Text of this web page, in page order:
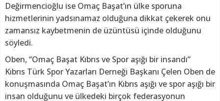
Değirmencioğlu ise Omaç Başat’ın ülke sporuna
hizmetlerinin yadsınamaz olduğuna dikkat çekerek onu
zamansız kaybetmenin de üzüntüsü içinde olduğunu
söyledi.
Oben, “Omaç Başat Kıbrıs ve Spor aşığı bir insandı”
Kıbrıs Türk Spor Yazarları Derneği Başkanı Çelen Oben de
konuşmasında Omaç Başat’ın Kıbrıs aşığı ve spor aşığı bir
insan olduğunu ve ülkedeki birçok federasyonun